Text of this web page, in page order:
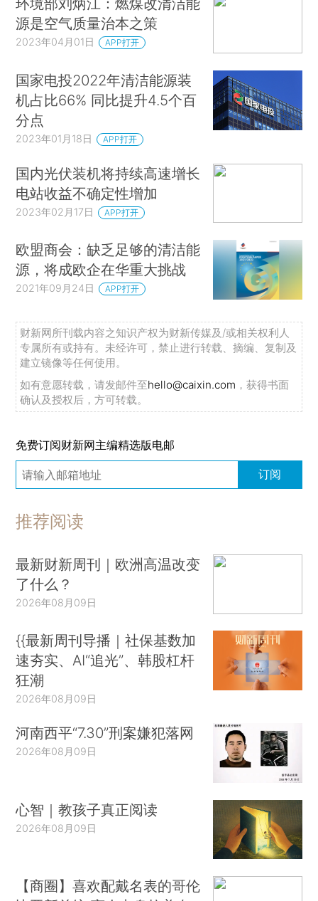
源是空气质量治本之策
2023年04月01日 APP打开
国家电投2022年清洁能源装
机占比66% 同比提升4.5个百
分点
2023年01月18日 APP打开
国内光伏装机将持续高速增长
电站收益不确定性增加
2023年02月17日 APP打开
欧盟商会：缺乏足够的清洁能
源，将成欧企在华重大挑战
2021年09月24日 APP打开
财新网所刊载内容之知识产权为财新传媒及/或相关权利人
专属所有或持有。未经许可，禁止进行转载、摘编、复制及
建立镜像等任何使用。
如有意愿转载，请发邮件至hello@caixin.com ，获得书面
确认及授权后，方可转载。
免费订阅财新网主编精选版电邮
订阅
推荐阅读
最新财新周刊｜欧洲高温改变
了什么？
2026年08月09日
{{最新周刊导播｜社保基数加
速夯实、AI“追光”、韩股杠杆
狂潮
2026年08月09日
河南西平“7.30”刑案嫌犯落网
2026年08月09日
心智｜教孩子真正阅读
2026年08月09日
【商圈】喜欢配戴名表的哥伦